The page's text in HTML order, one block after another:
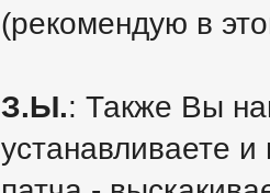
(рекомендую в
З.Ы.: Также Вы
устанавливаете